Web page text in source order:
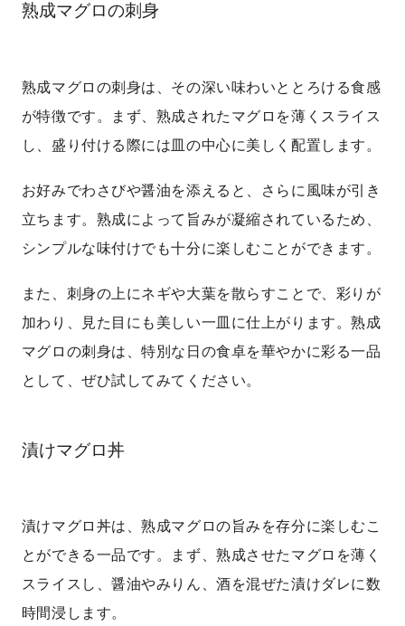
熟成マグロの刺身
熟成マグロの刺身は、その深い味わいととろける食感
が特徴です。まず、熟成されたマグロを薄くスライス
し、盛り付ける際には皿の中心に美しく配置します。
お好みでわさびや醤油を添えると、さらに風味が引き
立ちます。熟成によって旨みが凝縮されているため、
シンプルな味付けでも十分に楽しむことができます。
また、刺身の上にネギや大葉を散らすことで、彩りが
加わり、見た目にも美しい一皿に仕上がります。熟成
マグロの刺身は、特別な日の食卓を華やかに彩る一品
として、ぜひ試してみてください。
漬けマグロ丼
漬けマグロ丼は、熟成マグロの旨みを存分に楽しむこ
とができる一品です。まず、熟成させたマグロを薄く
スライスし、醤油やみりん、酒を混ぜた漬けダレに数
時間浸します。